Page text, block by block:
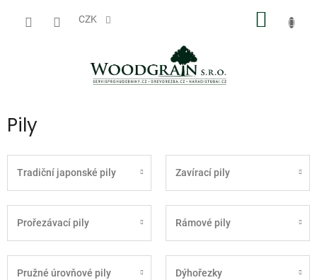
CZK
Pily
Tradiční japonské pily Zavírací pily
Prořezávací pily Rámové pily
Pružné úrovňové pily Dýhořezky